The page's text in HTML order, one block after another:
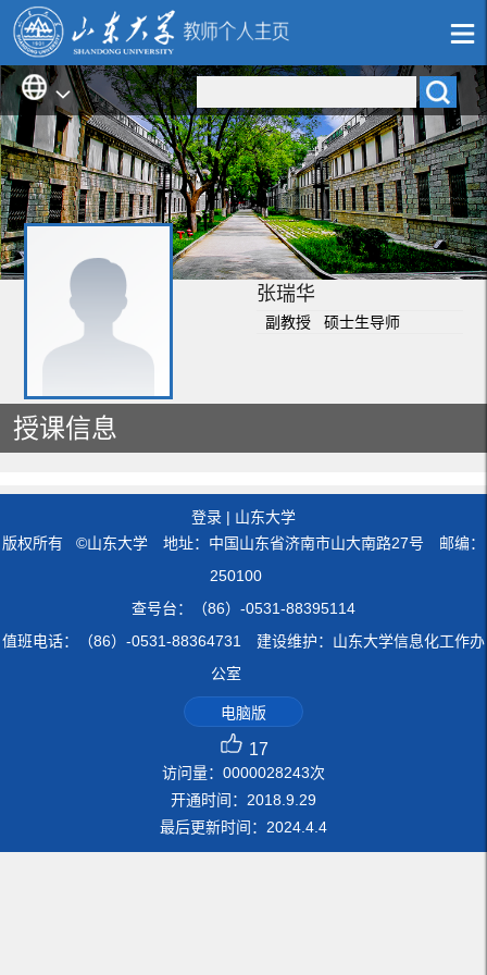
张瑞华
副教授 硕士生导师
授课信息
登录 | 山东大学
版权所有 ©山东大学 地址：中国山东省济南市山大南路27号 邮编：
250100
查号台：（86）-0531-88395114
值班电话：（86）-0531-88364731 建设维护：山东大学信息化工作办
公室
电脑版
17
访问量： 0000028243次
开通时间： 2018.9.29
最后更新时间： 2024.4.4